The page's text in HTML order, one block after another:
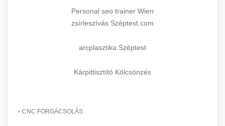
Personal seo trainer Wien
zsírleszívás Széptest.com
arcplasztika Széptest
Kárpittisztító Kölcsönzés
- CNC FORGÁCSOLÁS